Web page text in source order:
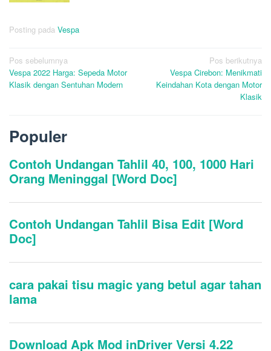
Posting pada Vespa
Navigasi
pos
Pos sebelumnya
Vespa 2022 Harga: Sepeda Motor
Klasik dengan Sentuhan Modern
Pos berikutnya
Vespa Cirebon: Menikmati
Keindahan Kota dengan Motor
Klasik
Populer